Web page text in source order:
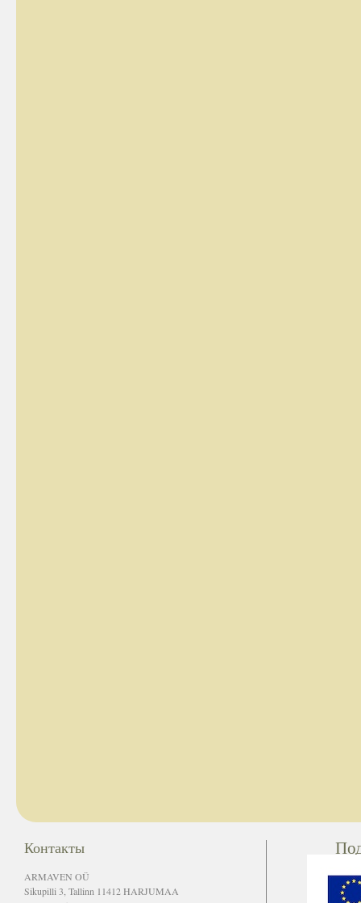
Контакты
ARMAVEN OÜ
Sikupilli 3, Tallinn 11412 HARJUMAA